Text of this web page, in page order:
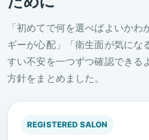
「初めてで何を選べばよいか
ギーが心配」「衛生面が気にな
すい不安を一つずつ確認できる
方針をまとめました。
REGISTERED SALON